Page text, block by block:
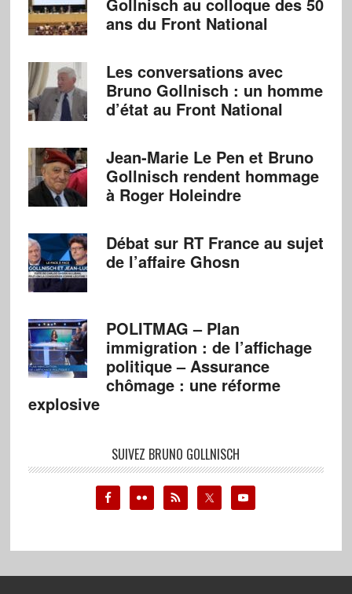
ans du Front National
Les conversations avec
Bruno Gollnisch : un homme
d’état au Front National
Jean-Marie Le Pen et Bruno
Gollnisch rendent hommage
à Roger Holeindre
Débat sur RT France au sujet
de l’affaire Ghosn
POLITMAG – Plan
immigration : de l’affichage
politique – Assurance
chômage : une réforme
explosive
SUIVEZ BRUNO GOLLNISCH